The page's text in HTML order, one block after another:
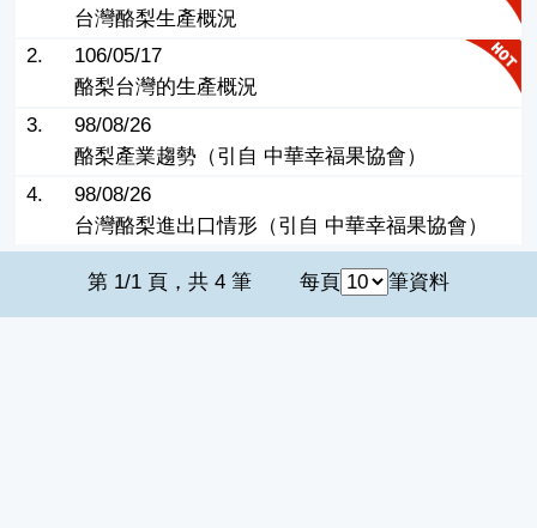
台灣酪梨生產概況
2.
106/05/17
酪梨台灣的生產概況
3.
98/08/26
酪梨產業趨勢（引自 中華幸福果協會）
4.
98/08/26
台灣酪梨進出口情形（引自 中華幸福果協會）
第 1/1 頁，共 4 筆 每頁 筆資料